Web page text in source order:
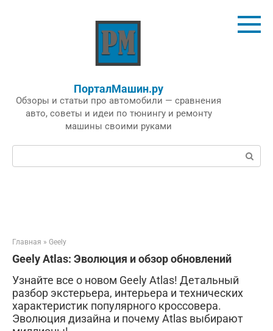
ПорталМашин.ру
Обзоры и статьи про автомобили — сравнения
авто, советы и идеи по тюнингу и ремонту
машины своими руками
Поиск:
Главная » Geely
Geely Atlas: Эволюция и обзор обновлений
Узнайте все о новом Geely Atlas! Детальный
разбор экстерьера, интерьера и технических
характеристик популярного кроссовера.
Эволюция дизайна и почему Atlas выбирают